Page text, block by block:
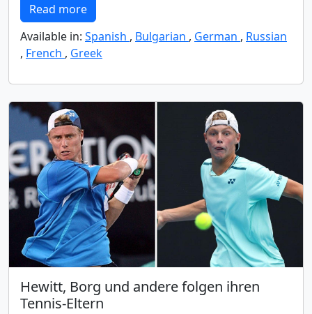
Read more
Available in: Spanish , Bulgarian , German , Russian
, French , Greek
Hewitt, Borg und andere folgen ihren
Tennis-Eltern